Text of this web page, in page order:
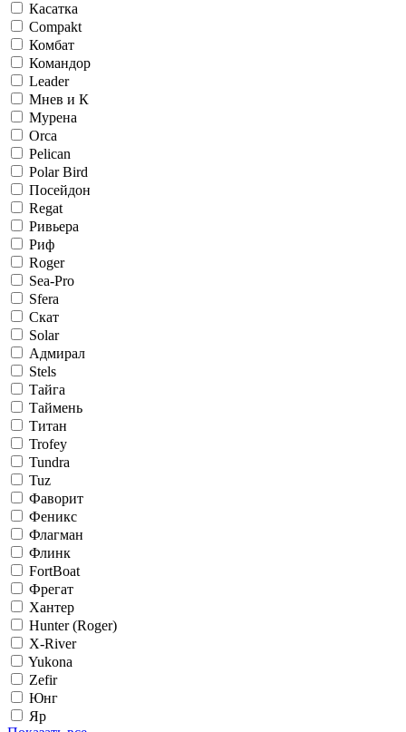
Касатка
Compakt
Комбат
Командор
Leader
Мнев и К
Мурена
Orca
Pelican
Polar Bird
Посейдон
Regat
Ривьера
Риф
Roger
Sea-Pro
Sfera
Скат
Solar
Адмирал
Stels
Тайга
Таймень
Титан
Trofey
Tundra
Tuz
Фаворит
Феникс
Флагман
Флинк
FortBoat
Фрегат
Хантер
Hunter (Roger)
X-River
Yukona
Zefir
Юнг
Яр